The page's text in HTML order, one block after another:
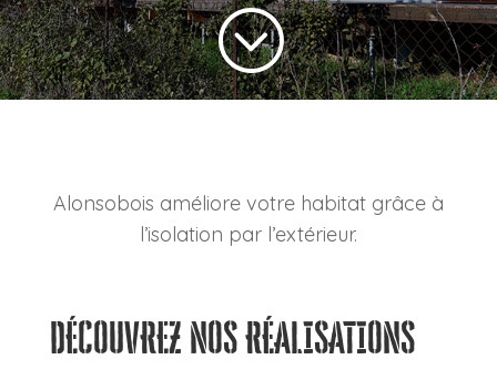
;
Alonsobois améliore votre habitat grâce à
l’isolation par l’extérieur.
DÉCOUVREZ NOS RÉALISATIONS